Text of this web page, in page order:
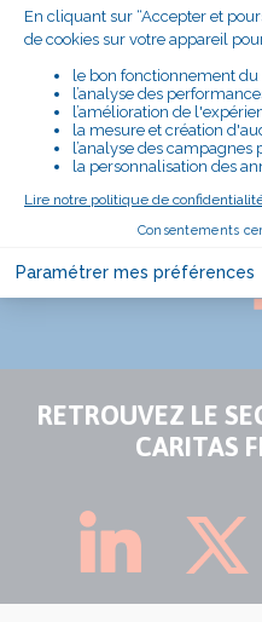
SUIVEZ LA
RETROUVEZ LE
CARITAS